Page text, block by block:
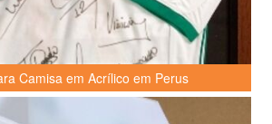
Camisa em Acrílico em Perus